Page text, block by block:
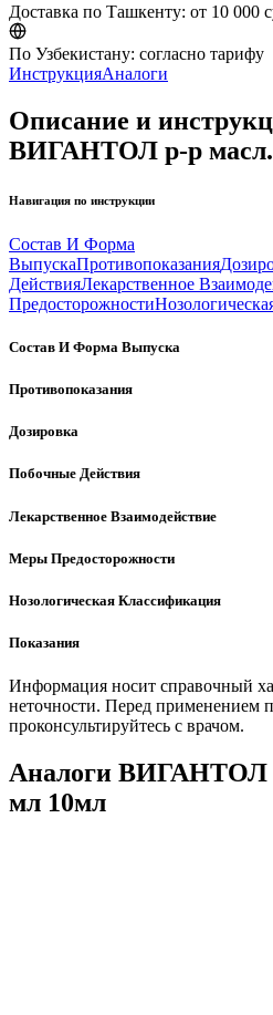
Доставка по Ташкенту: от 10 000
По Узбекистану: согласно тарифу
ИнструкцияАналоги
Описание и
ВИГАНТОЛ р-р масл.
Навигация по инструкции
Состав И Форма
ВыпускаПротивопоказания
ДействияЛекарственное
Предосторожности
Состав И Форма Выпуска
Противопоказания
Дозировка
Побочные Действия
Лекарственное Взаимодействие
Меры Предосторожности
Нозологическая Классификация
Показания
Информация носит справочный
неточности. Перед применением
проконсультируйтесь с врачом.
Аналоги ВИГАНТОЛ
мл 10мл